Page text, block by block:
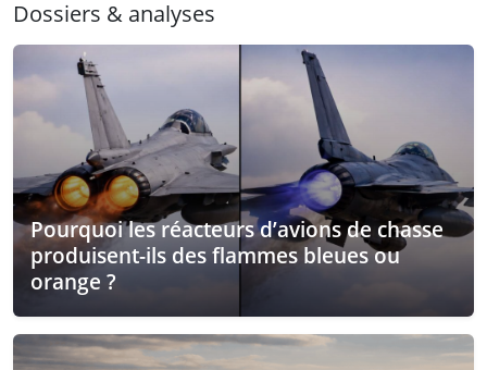
Dossiers & analyses
Pourquoi les réacteurs d’avions de chasse
produisent-ils des flammes bleues ou
orange ?